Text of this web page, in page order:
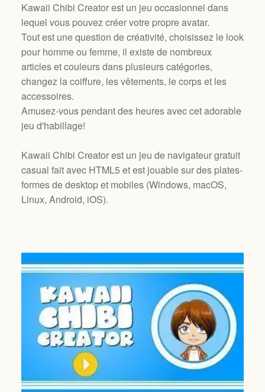
Kawaii Chibi Creator est un jeu occasionnel dans
lequel vous pouvez créer votre propre avatar.
Tout est une question de créativité, choisissez le look
pour homme ou femme, il existe de nombreux
articles et couleurs dans plusieurs catégories,
changez la coiffure, les vêtements, le corps et les
accessoires.
Amusez-vous pendant des heures avec cet adorable
jeu d'habillage!
Kawaii Chibi Creator est un jeu de navigateur gratuit
casual fait avec HTML5 et est jouable sur des plates-
formes de desktop et mobiles (Windows, macOS,
Linux, Android, iOS).